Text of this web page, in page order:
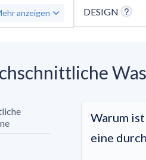
anzeigen DESIGN
Warum
eine